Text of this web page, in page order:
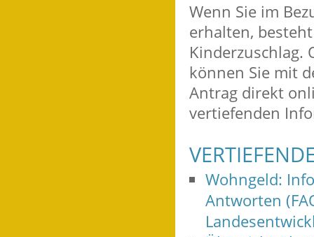
Wenn Sie im
erhalten,
Kinderzuschlag.
können Sie mit
Antrag direkt
vertiefenden
Wohngeld:
Antworten